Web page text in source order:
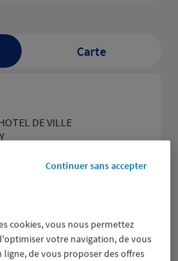
Carte
DE VILLE
Voir plus
cookies, vous nous permettez
votre navigation, de vous
de vous proposer des offres
Continuer sans accepter